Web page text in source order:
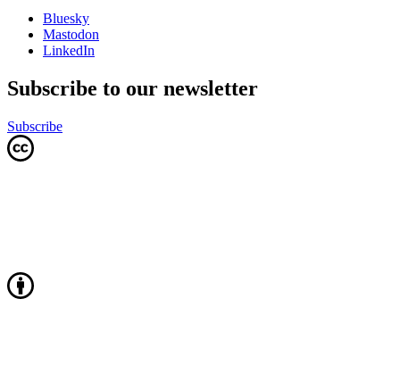
Bluesky
Mastodon
LinkedIn
Subscribe to our newsletter
Subscribe